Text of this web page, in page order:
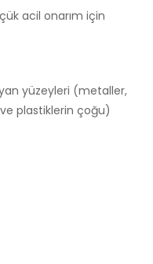
acil onarım için
yüzeyleri (metaller,
plastiklerin çoğu)